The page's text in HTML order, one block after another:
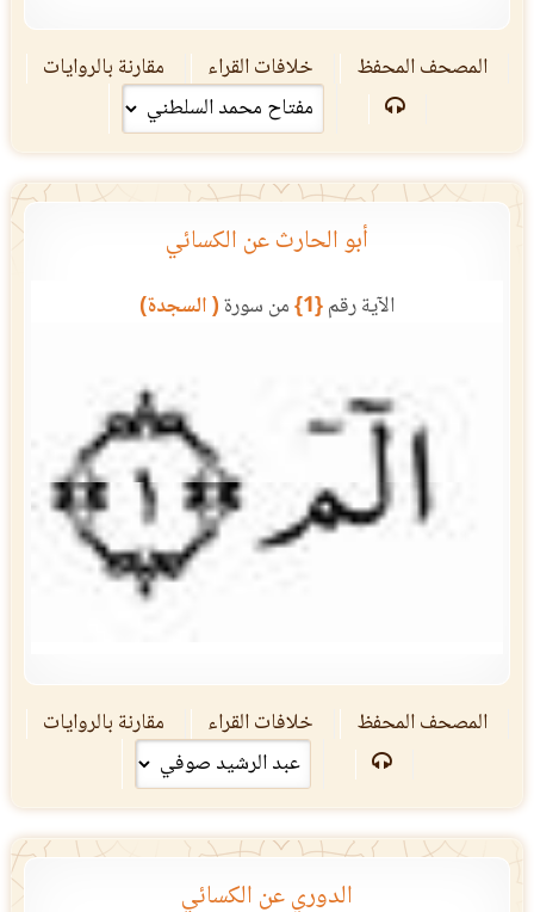
المصحف المحفظ خلافات القراء مقارنة بالروايات
أبو الحارث عن الكسائي
الآية رقم{1} من سورة( السجدة)
المصحف المحفظ خلافات القراء مقارنة بالروايات
الدوري عن الكسائي